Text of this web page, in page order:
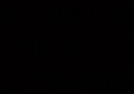
论服务提
息内容的
、限制功